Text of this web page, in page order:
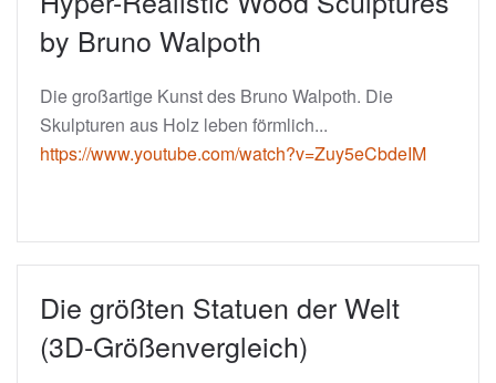
by Bruno Walpoth
Die großartige Kunst des Bruno Walpoth. Die
Skulpturen aus Holz leben förmlich...
https://www.youtube.com/watch?v=Zuy5eCbdeIM
Die größten Statuen der Welt
(3D-Größenvergleich)